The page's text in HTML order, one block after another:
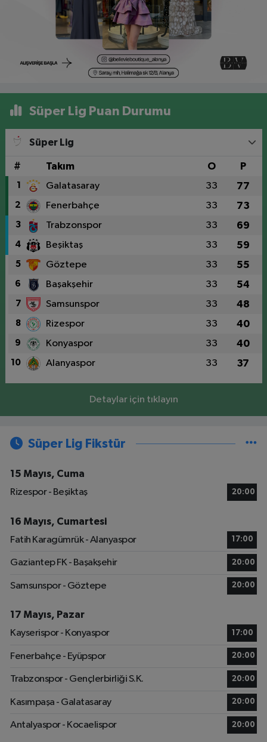
Süper Lig Puan Durumu
Süper Lig
# Takım O P
1 Galatasaray 33 77
2 Fenerbahçe 33 73
3 Trabzonspor 33 69
4 Beşiktaş 33 59
5 Göztepe 33 55
6 Başakşehir 33 54
7 Samsunspor 33 48
8 Rizespor 33 40
9 Konyaspor 33 40
10 Alanyaspor 33 37
Detaylar için tıklayın
Süper Lig Fikstür
15 Mayıs, Cuma
Rizespor - Beşiktaş
20:00
16 Mayıs, Cumartesi
Fatih Karagümrük - Alanyaspor
17:00
Gaziantep FK - Başakşehir 20:00
Samsunspor - Göztepe 20:00
17 Mayıs, Pazar
Kayserispor - Konyaspor
17:00
Fenerbahçe - Eyüpspor 20:00
Trabzonspor - Gençlerbirliği S.K. 20:00
Kasımpaşa - Galatasaray 20:00
Antalyaspor - Kocaelispor 20:00